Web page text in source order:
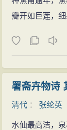
瓣开如巨莲，
署斋卉物诗
清代 ： 张纶英
水仙最高洁，